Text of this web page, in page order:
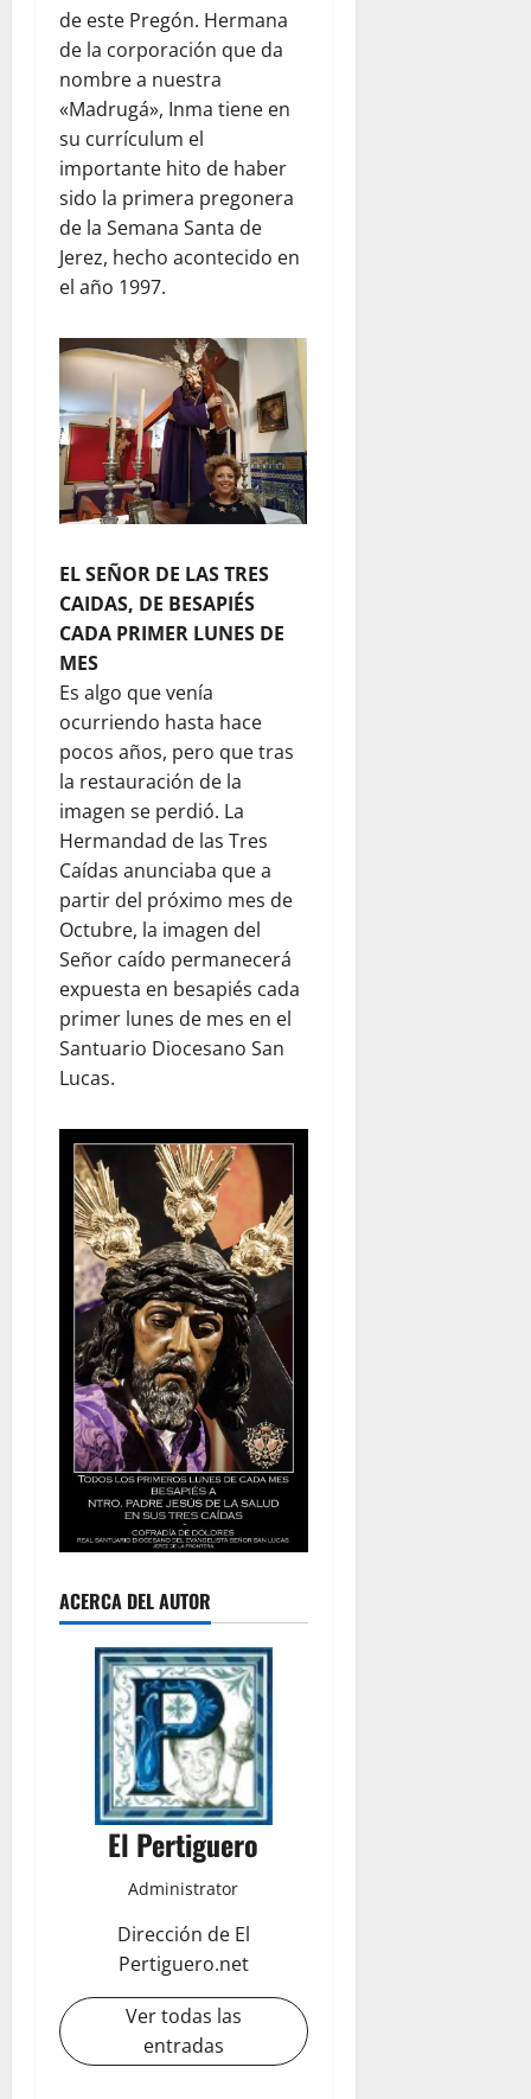
de este Pregón. Hermana
de la corporación que da
nombre a nuestra
«Madrugá», Inma tiene en
su currículum el
importante hito de haber
sido la primera pregonera
de la Semana Santa de
Jerez, hecho acontecido en
el año 1997.
EL SEÑOR DE LAS TRES
CAIDAS, DE BESAPIÉS
CADA PRIMER LUNES DE
MES
Es algo que venía
ocurriendo hasta hace
pocos años, pero que tras
la restauración de la
imagen se perdió. La
Hermandad de las Tres
Caídas anunciaba que a
partir del próximo mes de
Octubre, la imagen del
Señor caído permanecerá
expuesta en besapiés cada
primer lunes de mes en el
Santuario Diocesano San
Lucas.
ACERCA DEL AUTOR
El Pertiguero
Administrator
Dirección de El
Pertiguero.net
Ver todas las
entradas